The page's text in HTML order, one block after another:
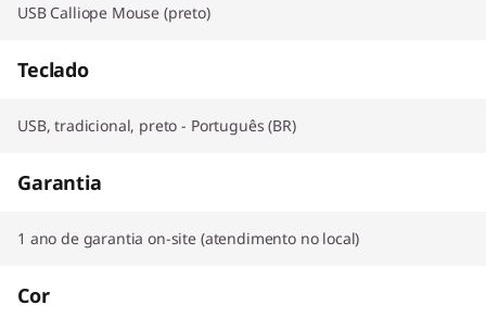
USB Calliope Mouse (preto)
Teclado
USB, tradicional, preto - Português (BR)
Garantia
1 ano de garantia on-site (atendimento no local)
Cor